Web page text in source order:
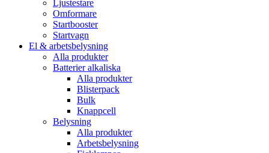
Ljustestare
Omformare
Startbooster
Startvagn
El & arbetsbelysning
Alla produkter
Batterier alkaliska
Alla produkter
Blisterpack
Bulk
Knappcell
Belysning
Alla produkter
Arbetsbelysning